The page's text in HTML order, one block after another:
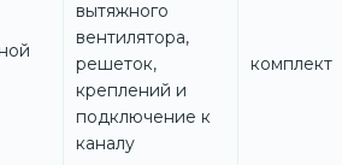
вытяжного
вентилятора,
решеток,
креплений и
подключение к
каналу
комплект